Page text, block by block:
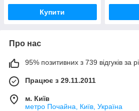
Купити
Про нас
95% позитивних з 739 відгуків за
Працює з 29.11.2011
м. Київ
метро Почайна, Київ, Україна